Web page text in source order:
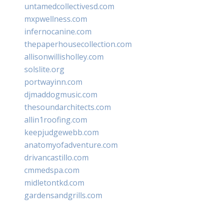
untamedcollectivesd.com
mxpwellness.com
infernocanine.com
thepaperhousecollection.com
allisonwillisholley.com
solslite.org
portwayinn.com
djmaddogmusic.com
thesoundarchitects.com
allin1roofing.com
keepjudgewebb.com
anatomyofadventure.com
drivancastillo.com
cmmedspa.com
midletontkd.com
gardensandgrills.com